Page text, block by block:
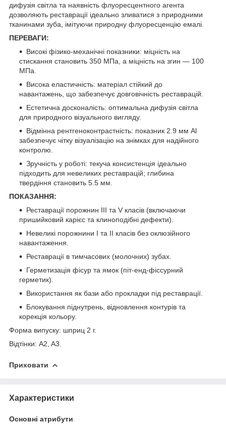
дифузія світла та наявність флуоресцентного агента
дозволяють реставрації ідеально зливатися з природними
тканинами зуба, імітуючи природну флуоресценцію емалі.
ПЕРЕВАГИ:
Високі фізико-механічні показники: міцність на
стискання становить 350 МПа, а міцність на згин — 100
МПа.
Висока еластичність: матеріал стійкий до
навантажень, що забезпечує довговічність реставрацій.
Естетична досконалість: оптимальна дифузія світла
для природного візуального вигляду.
Відмінна рентгеноконтрастність: показник 2.9 мм Al
забезпечує чітку візуалізацію на знімках для надійного
контролю.
Зручність у роботі: текуча консистенція ідеально
підходить для невеликих реставрацій; глибина
твердіння становить 5.5 мм.
ПОКАЗАННЯ:
Реставрації порожнин III та V класів (включаючи
пришийковий карієс та клиноподібні дефекти).
Невеликі порожнини I та II класів без оклюзійного
навантаження.
Реставрації в тимчасових (молочних) зубах.
Герметизація фісур та ямок (піт-енд-фіссурний
герметик).
Використання як бази або прокладки під реставрації.
Блокування піднутрень, відновлення контурів та
корекція кольору.
Форма випуску: шприц 2 г.
Відтінки: A2, A3.
Приховати
Характеристики
Основні атрибути